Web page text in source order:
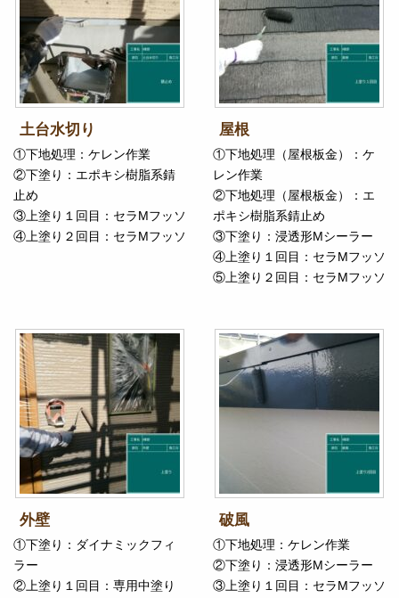
土台水切り
①下地処理：ケレン作業
②下塗り：エポキシ樹脂系錆
止め
③上塗り１回目：セラMフッソ
④上塗り２回目：セラMフッソ
屋根
①下地処理（屋根板金）：ケ
レン作業
②下地処理（屋根板金）：エ
ポキシ樹脂系錆止め
③下塗り：浸透形Mシーラー
④上塗り１回目：セラMフッソ
⑤上塗り２回目：セラMフッソ
外壁
①下塗り：ダイナミックフィ
ラー
②上塗り１回目：専用中塗り
破風
①下地処理：ケレン作業
②下塗り：浸透形Mシーラー
③上塗り１回目：セラMフッソ